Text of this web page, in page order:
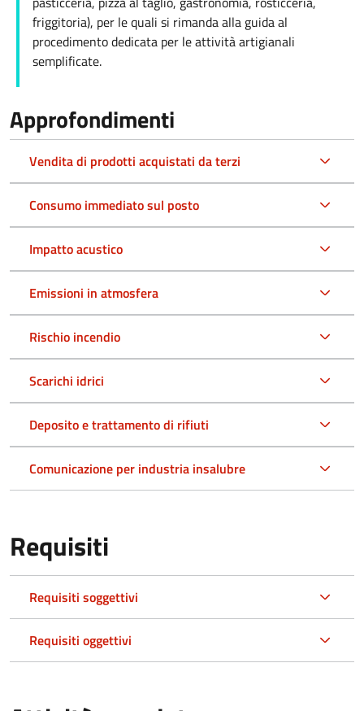
friggitoria), per le quali si rimanda alla guida al
procedimento dedicata per le attività artigianali
semplificate.
Approfondimenti
Vendita di prodotti acquistati da terzi
Consumo immediato sul posto
Impatto acustico
Emissioni in atmosfera
Rischio incendio
Scarichi idrici
Deposito e trattamento di rifiuti
Comunicazione per industria insalubre
Requisiti
Requisiti soggettivi
Requisiti oggettivi